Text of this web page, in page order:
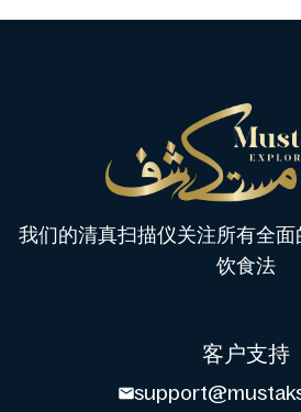
我们的清真扫描仪关注所有全
饮食法
客户支持